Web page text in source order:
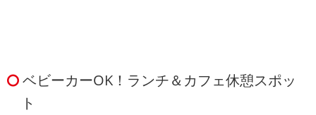
ベビーカーOK！ランチ＆カフェ休憩スポッ
ト